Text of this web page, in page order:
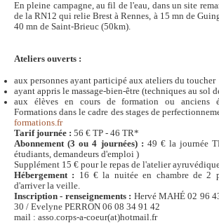
En pleine campagne, au fil de l'eau, dans un site
de la RN12 qui relie Brest à Rennes, à 15 mn de
40 mn de Saint-Brieuc (50km).
Ateliers ouverts :
aux personnes ayant participé aux ateliers du toucher
ayant appris le massage-bien-être (techniques au sol
aux élèves en cours de formation ou anciens
Formations dans le cadre des stages de
formations.fr
Tarif journée : 56 € TP - 46 TR*
Abonnement (3 ou 4 journées) : 49 € la journée
étudiants, demandeurs d'emploi )
Supplément 15 € pour le repas de l'atelier
Hébergement : 16 € la nuitée en chambre de 2
d'arriver la veille.
Inscription - renseignements : Hervé MAHÉ 02 96
30 / Evelyne PERRON 06 08 34 91 42
mail : asso.corps-a-coeur(at)hotmail.fr